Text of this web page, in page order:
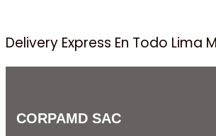
Delivery Express En Todo Lima
CORPAMD SAC